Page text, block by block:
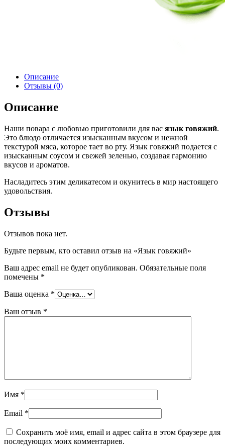
Описание
Отзывы (0)
Описание
Наши повара с любовью приготовили для вас язык говяжий.
Это блюдо отличается изысканным вкусом и нежной
текстурой мяса, которое тает во рту. Язык говяжий подается с
изысканным соусом и свежей зеленью, создавая гармонию
вкусов и ароматов.
Насладитесь этим деликатесом и окунитесь в мир настоящего
удовольствия.
Отзывы
Отзывов пока нет.
Будьте первым, кто оставил отзыв на «Язык говяжий»
Ваш адрес email не будет опубликован. Обязательные поля
помечены *
Ваша оценка *
Ваш отзыв *
Имя *
Email *
Сохранить моё имя, email и адрес сайта в этом браузере для
последующих моих комментариев.